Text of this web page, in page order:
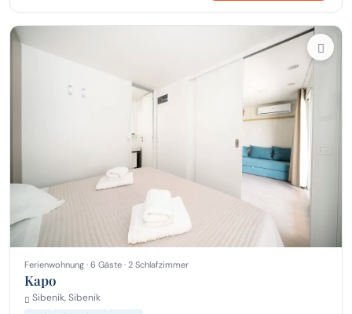
Ferienwohnung · 6 Gäste · 2 Schlafzimmer
Kapo
Sibenik, Sibenik